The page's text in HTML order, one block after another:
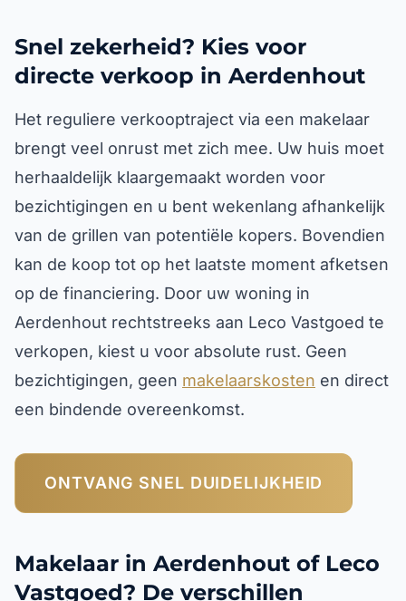
Snel zekerheid? Kies voor
directe verkoop in Aerdenhout
Het reguliere verkooptraject via een makelaar
brengt veel onrust met zich mee. Uw huis moet
herhaaldelijk klaargemaakt worden voor
bezichtigingen en u bent wekenlang afhankelijk
van de grillen van potentiële kopers. Bovendien
kan de koop tot op het laatste moment afketsen
op de financiering. Door uw woning in
Aerdenhout rechtstreeks aan Leco Vastgoed te
verkopen, kiest u voor absolute rust. Geen
bezichtigingen, geen makelaarskosten en direct
een bindende overeenkomst.
ONTVANG SNEL DUIDELIJKHEID
Makelaar in Aerdenhout of Leco
Vastgoed? De verschillen